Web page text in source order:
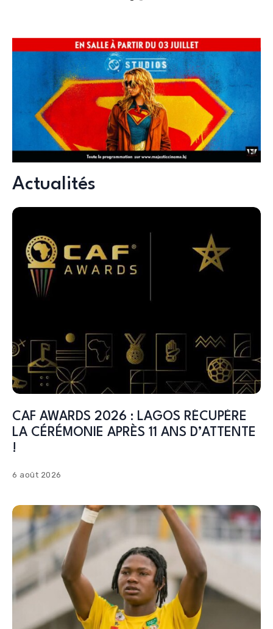
Actualités
CAF AWARDS 2026 : LAGOS RÉCUPÈRE
LA CÉRÉMONIE APRÈS 11 ANS D’ATTENTE
!
6 août 2026